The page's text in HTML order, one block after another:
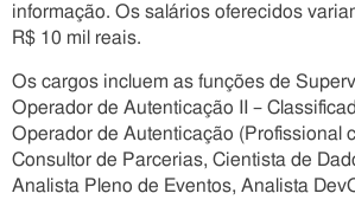
informação. Os salários oferecidos
R$ 10 mil reais.
Os cargos incluem as funções de
Operador de Autenticação II –
Operador de Autenticação (Profissional
Consultor de Parcerias, Cientista de
Analista Pleno de Eventos, Analista